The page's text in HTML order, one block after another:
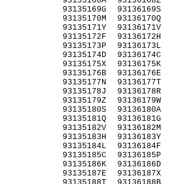
93135169G
93135170M
93135171Y
93135172F
93135173P
93135174D
93135175X
93135176B
93135177N
93135178J
93135179Z
93135180S
93135181Q
93135182V
93135183H
93135184L
93135185C
93135186K
93135187E
93136169S
93136170Q
93136171V
93136172H
93136173L
93136174C
93136175K
93136176E
93136177T
93136178R
93136179W
93136180A
93136181G
93136182M
93136183Y
93136184F
93136185P
93136186D
93136187X